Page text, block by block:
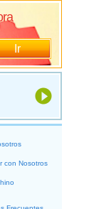
Ir
con Nosotros